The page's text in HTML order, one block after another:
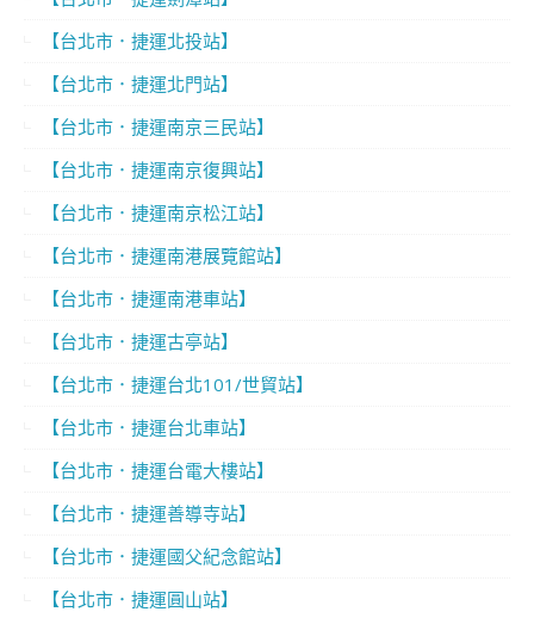
【台北市．捷運北投站】
【台北市．捷運北門站】
【台北市．捷運南京三民站】
【台北市．捷運南京復興站】
【台北市．捷運南京松江站】
【台北市．捷運南港展覽館站】
【台北市．捷運南港車站】
【台北市．捷運古亭站】
【台北市．捷運台北101/世貿站】
【台北市．捷運台北車站】
【台北市．捷運台電大樓站】
【台北市．捷運善導寺站】
【台北市．捷運國父紀念館站】
【台北市．捷運圓山站】